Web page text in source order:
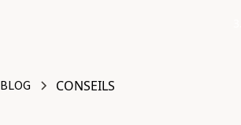
BLOG CONSEILS